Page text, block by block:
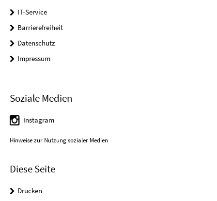
IT-Service
Barrierefreiheit
Datenschutz
Impressum
Soziale Medien
Instagram
Hinweise zur Nutzung sozialer Medien
Diese Seite
Drucken